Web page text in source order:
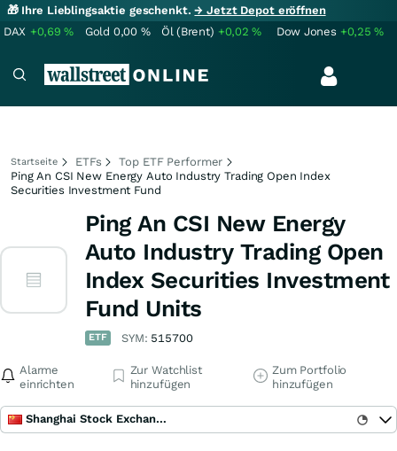
🎁 Ihre Lieblingsaktie geschenkt.→ Jetzt Depot eröffnen
DAX +0,69% Gold 0,00 % Öl (Brent) +0,02% Dow Jones +0,25%
Startseite ETFs
Top ETF Performer
Ping An CSI New Energy Auto Industry Trading Open Index
Securities Investment Fund
Ping An CSI New Energy
Auto Industry Trading Open
Index Securities Investment
Fund Units
ETF SYM: 515700
Alarme
einrichten
Zur Watchlist
hinzufügen
Zum Portfolio
hinzufügen
Shanghai Stock Exchange